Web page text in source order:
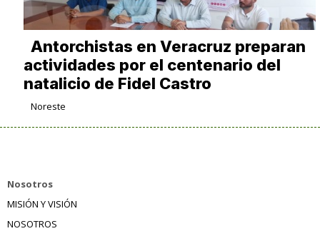
Antorchistas en Veracruz preparan
actividades por el centenario del
natalicio de Fidel Castro
Noreste
Nosotros
MISIÓN Y VISIÓN
NOSOTROS